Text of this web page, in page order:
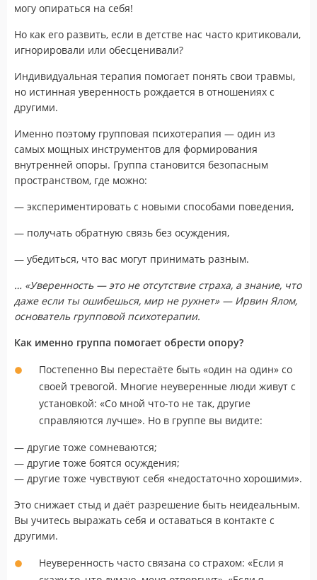
могу опираться на себя!
Но как его развить, если в детстве нас часто критиковали,
игнорировали или обесценивали?
Индивидуальная терапия помогает понять свои травмы,
но истинная уверенность рождается в отношениях с
другими.
Именно поэтому групповая психотерапия — один из
самых мощных инструментов для формирования
внутренней опоры. Группа становится безопасным
пространством, где можно:
— экспериментировать с новыми способами поведения,
— получать обратную связь без осуждения,
— убедиться, что вас могут принимать разным.
… «Уверенность — это не отсутствие страха, а знание, что
даже если ты ошибешься, мир не рухнет» — Ирвин Ялом,
основатель групповой психотерапии.
Как именно группа помогает обрести опору?
Постепенно Вы перестаёте быть «один на один» со
своей тревогой. Многие неуверенные люди живут с
установкой: «Со мной что-то не так, другие
справляются лучше». Но в группе вы видите:
— другие тоже сомневаются;
— другие тоже боятся осуждения;
— другие тоже чувствуют себя «недостаточно хорошими».
Это снижает стыд и даёт разрешение быть неидеальным.
Вы учитесь выражать себя и оставаться в контакте с
другими.
Неуверенность часто связана со страхом: «Если я